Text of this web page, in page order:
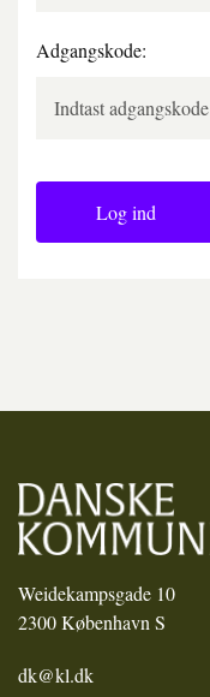
Adgangskode:
Log ind
Weidekampsgade 10
2300 København S
dk@kl.dk